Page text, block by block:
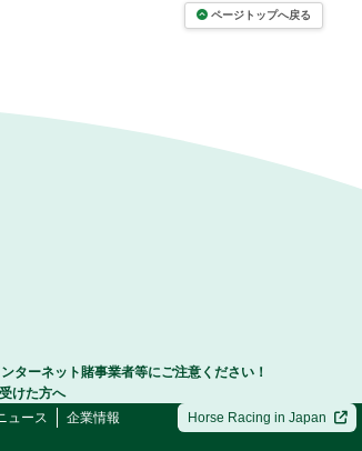
ページトップへ戻る
ターネット賭事業者等にご注意ください！
けた方へ
ュース 企業情報 Horse Racing in Japan